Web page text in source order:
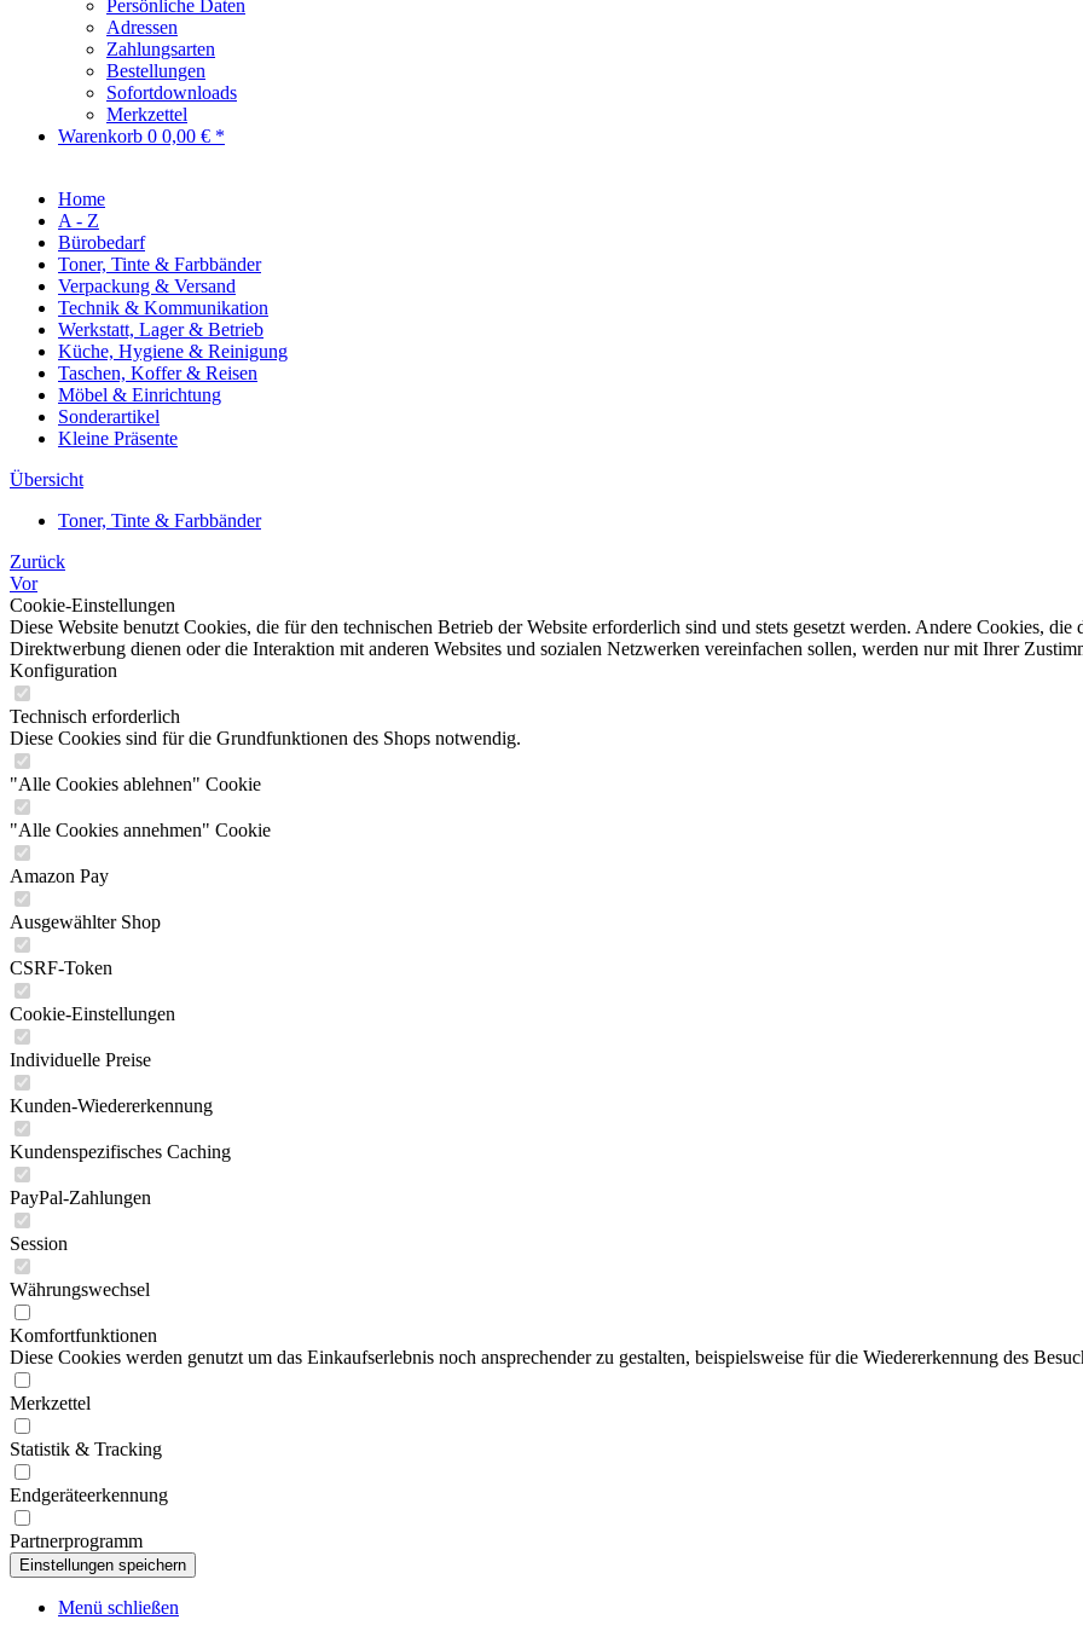
Persönliche Daten
Adressen
Zahlungsarten
Bestellungen
Sofortdownloads
Merkzettel
Warenkorb 0 0,00 € *
Home
A - Z
Bürobedarf
Toner, Tinte & Farbbänder
Verpackung & Versand
Technik & Kommunikation
Werkstatt, Lager & Betrieb
Küche, Hygiene & Reinigung
Taschen, Koffer & Reisen
Möbel & Einrichtung
Sonderartikel
Kleine Präsente
Übersicht
Toner, Tinte & Farbbänder
Zurück
Vor
Cookie-Einstellungen
Diese Website benutzt Cookies, die für den technischen Betrieb der Website erforderlich sind und stets gesetzt werden. Andere Cookies,
Direktwerbung dienen oder die Interaktion mit anderen Websites und sozialen Netzwerken vereinfachen sollen, werden nur mit Ihrer
Konfiguration
Technisch erforderlich
Diese Cookies sind für die Grundfunktionen des Shops notwendig.
"Alle Cookies ablehnen" Cookie
"Alle Cookies annehmen" Cookie
Amazon Pay
Ausgewählter Shop
CSRF-Token
Cookie-Einstellungen
Individuelle Preise
Kunden-Wiedererkennung
Kundenspezifisches Caching
PayPal-Zahlungen
Session
Währungswechsel
Komfortfunktionen
Diese Cookies werden genutzt um das Einkaufserlebnis noch ansprechender zu gestalten, beispielsweise für die Wiedererkennung des
Merkzettel
Statistik & Tracking
Endgeräteerkennung
Partnerprogramm
Menü schließen